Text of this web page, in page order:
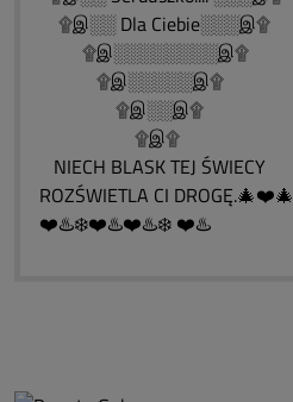
۩இ░░ Dla Ciebie░░░இ۩
۩இ░░░░░░░░இ۩
۩இ░░░░░இ۩
۩இ░░இ۩
۩இ۩
NIECH BLASK TEJ ŚWIECY
ROZŚWIETLA CI DROGĘ.🎄❤️🎄
❤️♨️❄️❤️♨️❤️♨️❄️ ❤️♨️